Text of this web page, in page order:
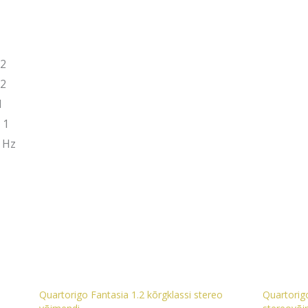
Quartorigo Fantasia 1.2 kõrgklassi stereo